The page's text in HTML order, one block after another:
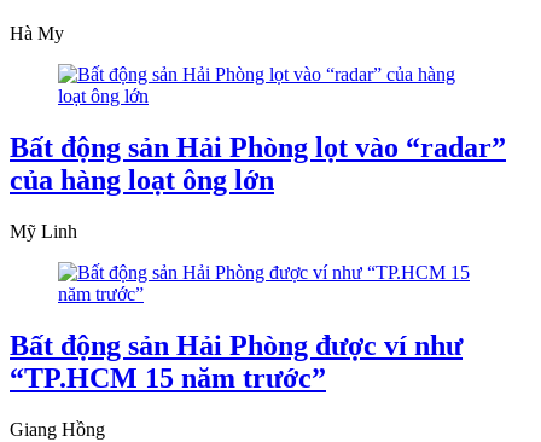
Hà My
Bất động sản Hải Phòng lọt vào “radar”
của hàng loạt ông lớn
Mỹ Linh
Bất động sản Hải Phòng được ví như
“TP.HCM 15 năm trước”
Giang Hồng